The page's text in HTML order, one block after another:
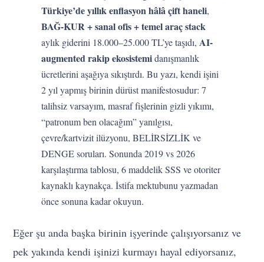
Türkiye’de yıllık enflasyon hâlâ çift haneli,
BAĞ-KUR + sanal ofis + temel araç stack
aylık giderini 18.000–25.000 TL’ye taşıdı, AI-
augmented rakip ekosistemidanışmanlık
ücretlerini aşağıya sıkıştırdı. Bu yazı, kendi işini
2 yıl yapmış birinin dürüst manifestosudur: 7
talihsiz varsayım, masraf fişlerinin gizli yıkımı,
“patronum ben olacağım” yanılgısı,
çevre/kartvizit ilüzyonu, BELİRSİZLİK ve
DENGE soruları. Sonunda 2019 vs 2026
karşılaştırma tablosu, 6 maddelik SSS ve otoriter
kaynaklı kaynakça. İstifa mektubunu yazmadan
önce sonuna kadar okuyun.
Eğer şu anda başka birinin işyerinde çalışıyorsanız ve
pek yakında kendi işinizi kurmayı hayal ediyorsanız,